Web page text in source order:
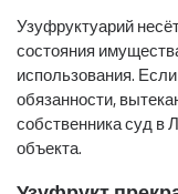
Узуфруктуарий
состояния
использования.
обязанности,
собственника суд в
объекта.